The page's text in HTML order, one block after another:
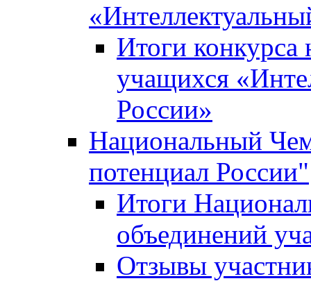
Итоги
учащихся
России»
Национальный
потенциал России"
Итоги
объединений
Отзывы